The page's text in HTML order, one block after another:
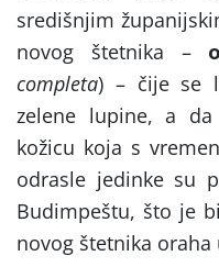
središnjim
novog štetnika –
completa) – čije se
zelene lupine, a
kožicu koja s
odrasle jedinke su
Budimpeštu, što je
novog štetnika